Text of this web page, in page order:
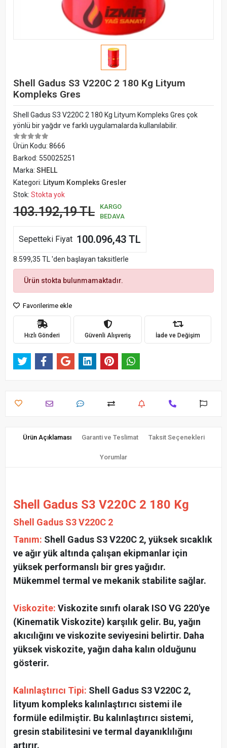
Shell Gadus S3 V220C 2 180 Kg Lityum
Kompleks Gres
Shell Gadus S3 V220C 2 180 Kg Lityum Kompleks Gres çok
yönlü bir yağdır ve farklı uygulamalarda kullanılabilir.
Ürün Kodu: 8666
Barkod: 550025251
Marka: SHELL
Kategori: Lityum Kompleks Gresler
Stok: Stokta yok
103.192,19 TL
KARGO
BEDAVA
Sepetteki Fiyat 100.096,43 TL
8.599,35 TL 'den başlayan taksitlerle
Ürün stokta bulunmamaktadır.
Favorilerime ekle
Hızlı Gönderi Güvenli Alışveriş İade ve Değişim
Ürün Açıklaması Garanti ve Teslimat Taksit Seçenekleri
Yorumlar
Shell Gadus S3 V220C 2 180 Kg
Shell Gadus S3 V220C 2
Tanım: Shell Gadus S3 V220C 2, yüksek sıcaklık
ve ağır yük altında çalışan ekipmanlar için
yüksek performanslı bir gres yağıdır.
Mükemmel termal ve mekanik stabilite sağlar.
Viskozite: Viskozite sınıfı olarak ISO VG 220'ye
(Kinematik Viskozite) karşılık gelir. Bu, yağın
akıcılığını ve viskozite seviyesini belirtir. Daha
yüksek viskozite, yağın daha kalın olduğunu
gösterir.
Kalınlaştırıcı Tipi: Shell Gadus S3 V220C 2,
lityum kompleks kalınlaştırıcı sistemi ile
formüle edilmiştir. Bu kalınlaştırıcı sistemi,
gresin stabilitesini ve termal dayanıklılığını
artırır.